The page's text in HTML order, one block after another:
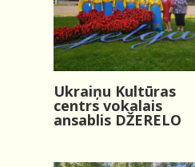
Ukraiņu Kultūras
centrs vokalais
ansablis DŽERELO